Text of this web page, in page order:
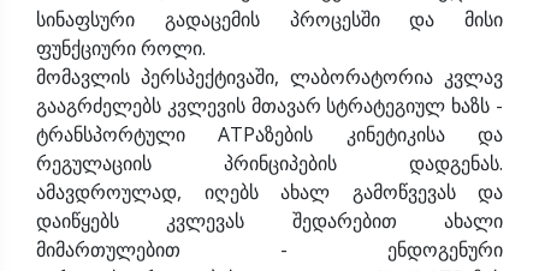
სინაფსური გადაცემის პროცესში და მისი
ფუნქციური როლი.
მომავლის პერსპექტივაში, ლაბორატორია კვლავ
გააგრძელებს კვლევის მთავარ სტრატეგიულ ხაზს -
ტრანსპორტული ATPაზების კინეტიკისა და
რეგულაციის პრინციპების დადგენას.
ამავდროულად, იღებს ახალ გამოწვევას და
დაიწყებს კვლევას შედარებით ახალი
მიმართულებით - ენდოგენური